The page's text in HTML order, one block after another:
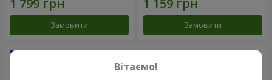
Замовити Замовити
Вітаємо!